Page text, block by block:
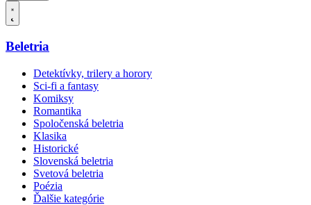
Beletria
Detektívky, trilery a horory
Sci-fi a fantasy
Komiksy
Romantika
Spoločenská beletria
Klasika
Historické
Slovenská beletria
Svetová beletria
Poézia
Ďalšie kategórie